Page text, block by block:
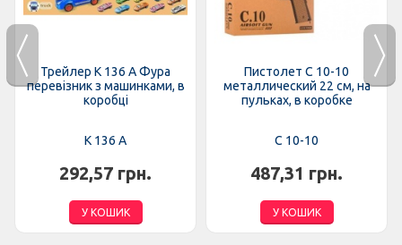
Трейлер K 136 A Фура
перевізник з машинками, в
коробці
K 136 A
292,57 грн.
У КОШИК
Пистолет C 10-10
металлический 22 см, на
пульках, в коробке
C 10-10
487,31 грн.
У КОШИК